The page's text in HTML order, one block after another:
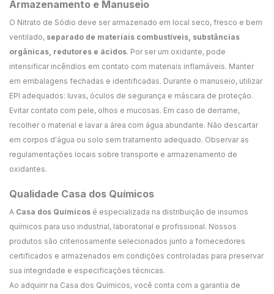
Armazenamento e Manuseio
O Nitrato de Sódio deve ser armazenado em local seco, fresco e bem
ventilado, separado de materiais combustíveis, substâncias
orgânicas, redutores e ácidos. Por ser um oxidante, pode
intensificar incêndios em contato com materiais inflamáveis. Manter
em embalagens fechadas e identificadas. Durante o manuseio, utilizar
EPI adequados: luvas, óculos de segurança e máscara de proteção.
Evitar contato com pele, olhos e mucosas. Em caso de derrame,
recolher o material e lavar a área com água abundante. Não descartar
em corpos d'água ou solo sem tratamento adequado. Observar as
regulamentações locais sobre transporte e armazenamento de
oxidantes.
Qualidade Casa dos Químicos
A Casa dos Químicos é especializada na distribuição de insumos
químicos para uso industrial, laboratorial e profissional. Nossos
produtos são criteriosamente selecionados junto a fornecedores
certificados e armazenados em condições controladas para preservar
sua integridade e especificações técnicas.
Ao adquirir na Casa dos Químicos, você conta com a garantia de